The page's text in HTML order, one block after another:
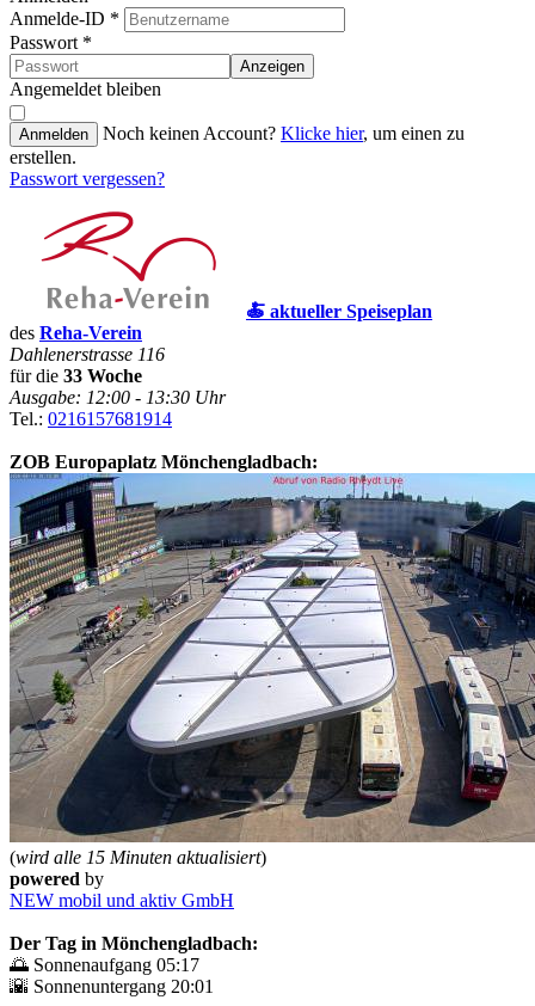
Anmelde-ID *
Passwort *
Anzeigen
Angemeldet bleiben
Anmelden Noch keinen Account? Klicke hier, um einen zu
erstellen.
Passwort vergessen?
🍝 aktueller Speiseplan
des Reha-Verein
Dahlenerstrasse 116
für die 33 Woche
Ausgabe: 12:00 - 13:30 Uhr
Tel.: 0216157681914
ZOB Europaplatz Mönchengladbach:
(wird alle 15 Minuten aktualisiert)
powered by
NEW mobil und aktiv GmbH
Der Tag in Mönchengladbach:
🌅 Sonnenaufgang 05:17
🌇 Sonnenuntergang 20:01